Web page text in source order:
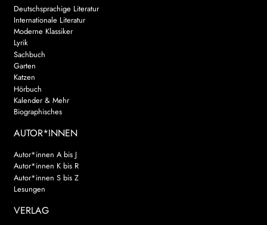
Deutschsprachige Literatur
Internationale Literatur
Moderne Klassiker
Lyrik
Sachbuch
Garten
Katzen
Hörbuch
Kalender & Mehr
Biographisches
AUTOR*INNEN
Autor*innen A bis J
Autor*innen K bis R
Autor*innen S bis Z
Lesungen
VERLAG